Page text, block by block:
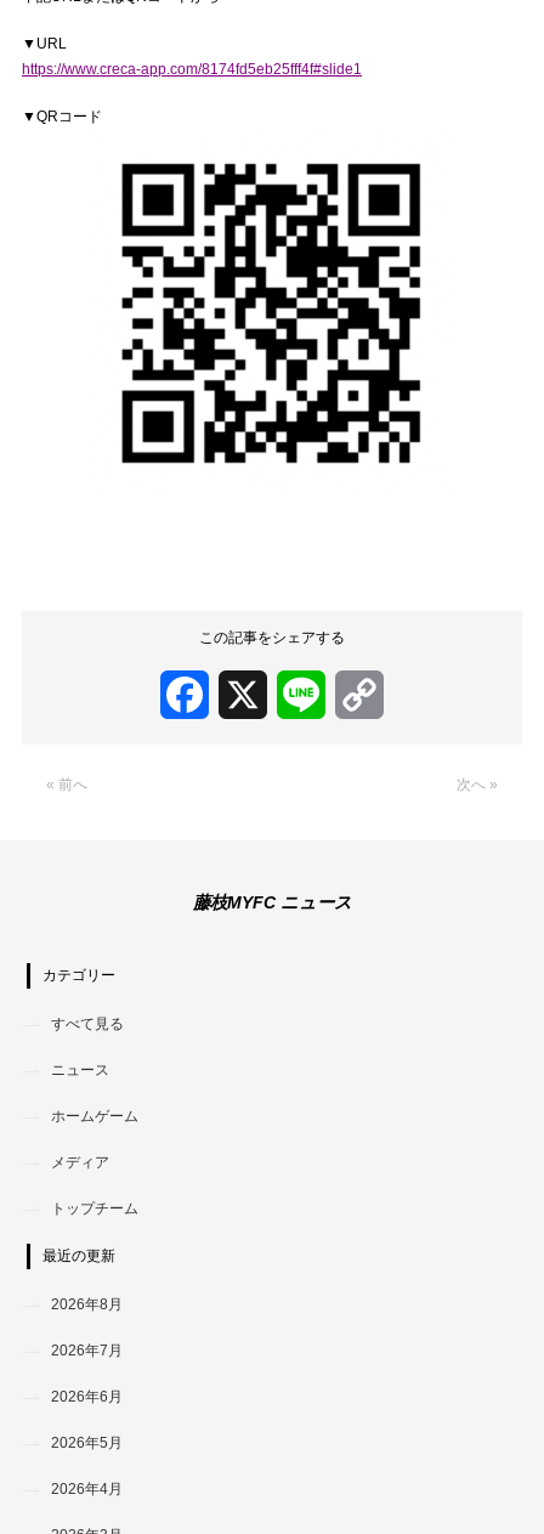
▼URL
https://www.creca-app.com/8174fd5eb25fff4f#slide1
▼QRコード
この記事をシェアする
Facebook Line
« 前へ 次へ »
藤枝MYFC ニュース
カテゴリー
すべて見る
ニュース
ホームゲーム
メディア
トップチーム
最近の更新
2026年8月
2026年7月
2026年6月
2026年5月
2026年4月